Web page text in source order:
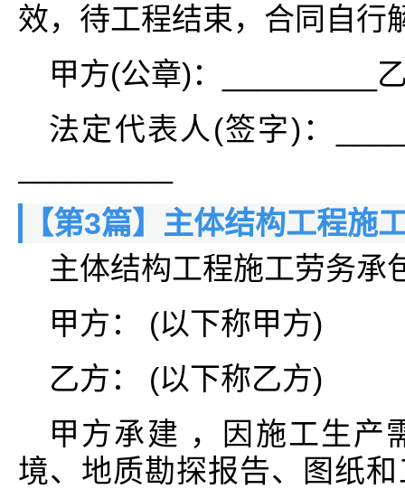
效，待工程结束，合同自行
甲方(公章)：_________
法定代表人(签字)：
【第3篇】主体结构工程施
主体结构工程施工劳务承
甲方： (以下称甲方)
乙方： (以下称乙方)
甲方承建 ，因施工生产
境、地质勘探报告、图纸